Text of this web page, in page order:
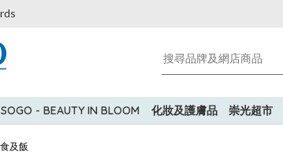
- BEAUTY IN BLOOM 化妝及護膚品 崇光超市
及飯